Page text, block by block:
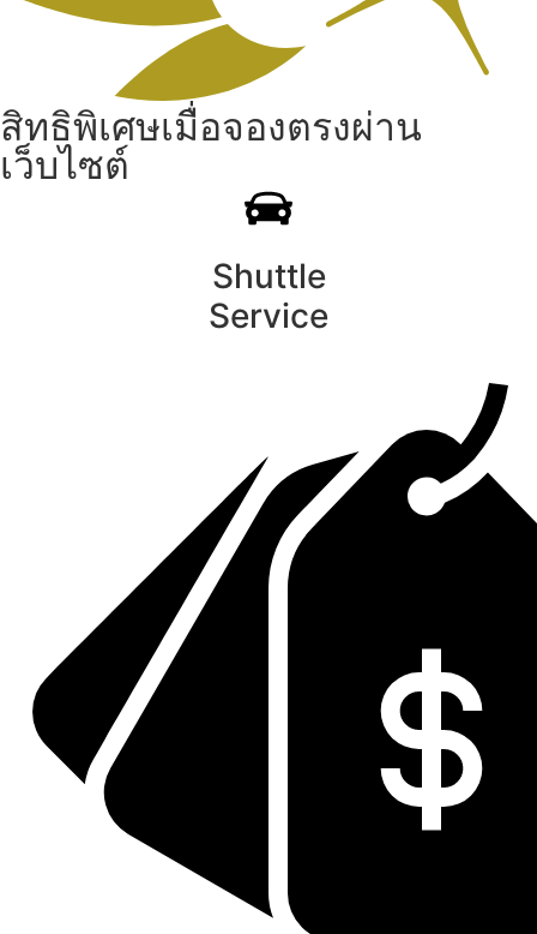
สิทธิพิเศษเมื่อจองตรงผ่าน
เว็บไซต์
Shuttle
Service